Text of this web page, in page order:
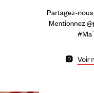
Partagez-
Mentionnez
Voir